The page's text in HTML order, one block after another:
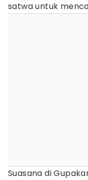
satwa untuk
Suasana di